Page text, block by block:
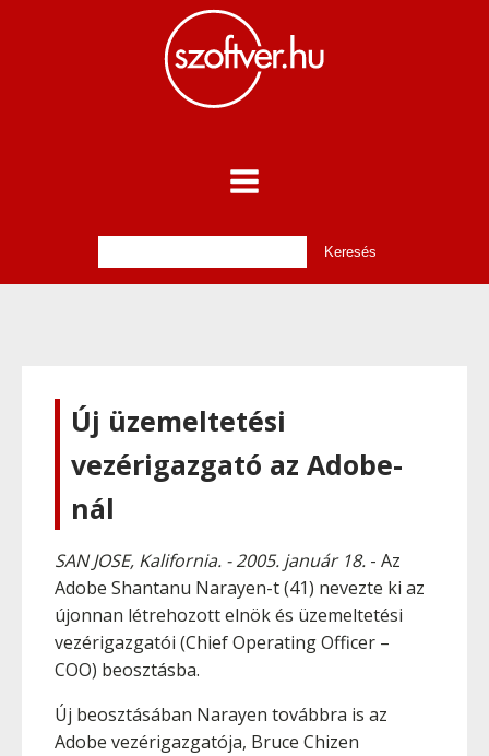
Új üzemeltetési
vezérigazgató az Adobe-
nál
SAN JOSE, Kalifornia. - 2005. január 18. - Az
Adobe Shantanu Narayen-t (41) nevezte ki az
újonnan létrehozott elnök és üzemeltetési
vezérigazgatói (Chief Operating Officer –
COO) beosztásba.
Új beosztásában Narayen továbbra is az
Adobe vezérigazgatója, Bruce Chizen